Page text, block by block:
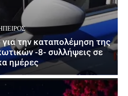
την καταπολέμηση της
-8- συλλήψεις σε
ημέρες